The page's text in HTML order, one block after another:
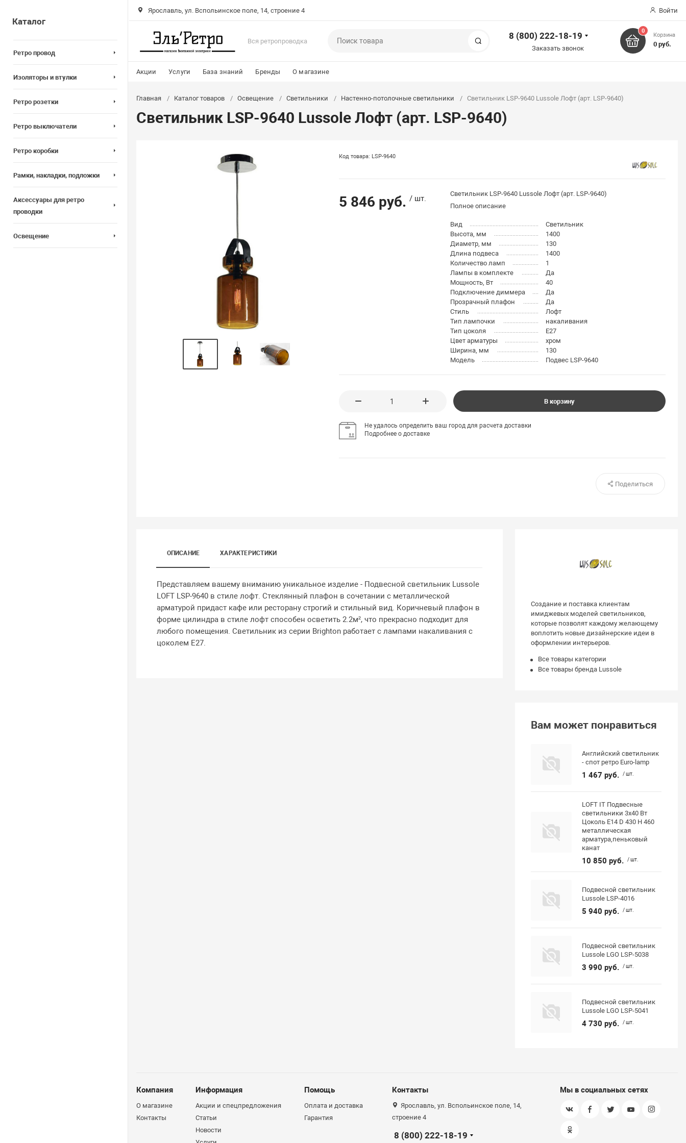
Ярославль, ул. Вспольинское поле, 14, строение 4 Войти
Вся ретропроводка 8 (800) 222-18-19
Заказать звонок
0
Корзина
0 руб.
Акции Услуги База знаний Бренды О магазине
Каталог
Ретро провод
Изоляторы и втулки
Ретро розетки
Ретро выключатели
Ретро коробки
Рамки, накладки, подложки
Аксессуары для ретро
проводки
Освещение
Главная Каталог товаров Освещение Светильники Настенно-потолочные светильники Светильник LSP-9640 Lussole Лофт (арт. LSP-9640)
Светильник LSP-9640 Lussole Лофт (арт. LSP-9640)
Код товара: LSP-9640
5 846 руб. / шт.
Светильник LSP-9640 Lussole Лофт (арт. LSP-9640)
Полное описание
Вид
Светильник
Высота, мм
1400
Диаметр, мм
130
Длина подвеса
1400
Количество ламп
1
Лампы в комплекте
Да
Мощность, Вт
40
Подключение диммера
Да
Прозрачный плафон
Да
Стиль
Лофт
Тип лампочки
накаливания
Тип цоколя
E27
Цвет арматуры
хром
Ширина, мм
130
Модель
Подвес LSP-9640
В корзину
Не удалось определить ваш город для расчета доставки
Подробнее о доставке
Поделиться
ОПИСАНИЕ ХАРАКТЕРИСТИКИ
Представляем вашему вниманию уникальное изделие - Подвесной светильник Lussole
LOFT LSP-9640 в стиле лофт. Стеклянный плафон в сочетании с металлической
арматурой придаст кафе или ресторану строгий и стильный вид. Коричневый плафон в
форме цилиндра в стиле лофт способен осветить 2.2м², что прекрасно подходит для
любого помещения. Светильник из серии Brighton работает с лампами накаливания с
цоколем E27.
Создание и поставка клиентам
имиджевых моделей светильников,
которые позволят каждому желающему
воплотить новые дизайнерские идеи в
оформлении интерьеров.
Все товары категории
Все товары бренда Lussole
Вам может понравиться
Английский светильник
- спот ретро Euro-lamp
1 467 руб. / шт.
LOFT IT Подвесные
светильники 3x40 Вт
Цоколь E14 D 430 H 460
металлическая
арматура,пеньковый
канат
10 850 руб. / шт.
Подвесной светильник
Lussole LSP-4016
5 940 руб. / шт.
Подвесной светильник
Lussole LGO LSP-5038
3 990 руб. / шт.
Подвесной светильник
Lussole LGO LSP-5041
4 730 руб. / шт.
Компания
О магазине
Контакты
Информация
Акции и спецпредложения
Статьи
Новости
Помощь
Оплата и доставка
Гарантия
Контакты
Ярославль, ул. Вспольинское поле, 14,
строение 4
8 (800) 222-18-19
Мы в социальных сетях